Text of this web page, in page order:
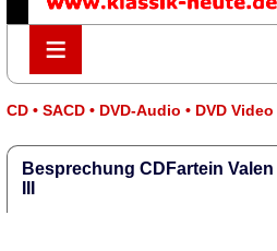
≡
≡
CD • SACD • DVD-Audio • DVD Video
Besprechung CDFartein